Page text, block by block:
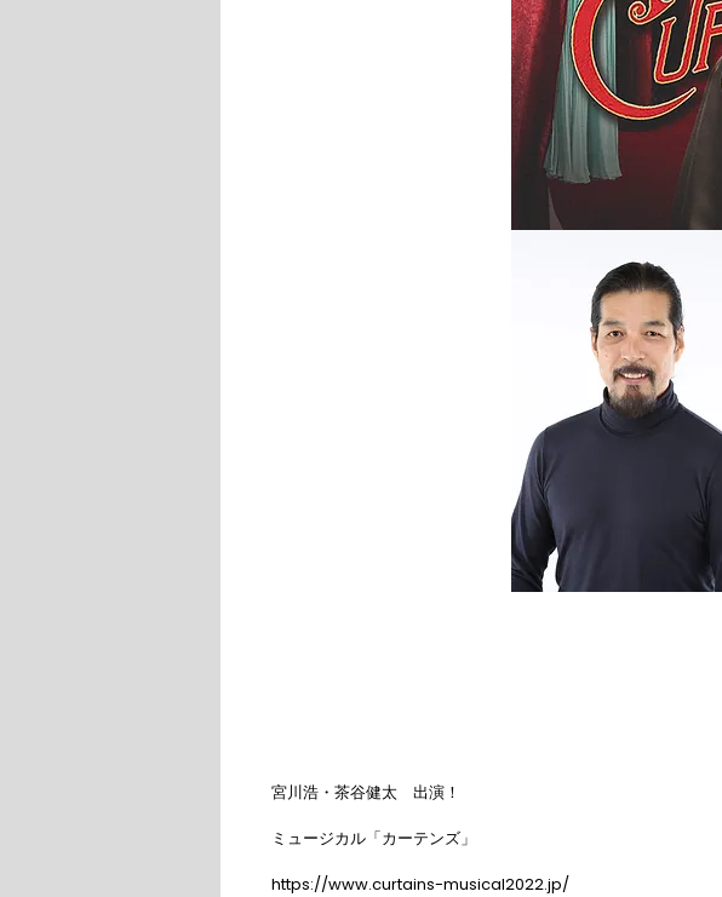
​宮川浩・茶谷健太　出演！
ミュージカル「カーテンズ」
https://www.curtains-musical2022.jp/